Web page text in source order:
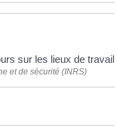
sur les lieux de travail
et de sécurité (INRS)